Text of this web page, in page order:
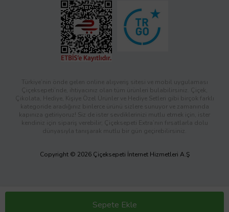
Sepete Ekle
Türkiye’nin önde gelen online alışveriş sitesi ve mobil uygulaması
Çiçeksepeti’nde, ihtiyacınız olan tüm ürünleri bulabilirsiniz. Çiçek,
Çikolata, Hediye, Kişiye Özel Ürünler ve Hediye Setleri gibi birçok farklı
kategoride aradığınız binlerce ürünü sizlere sunuyor ve zamanında
kapınıza getiriyoruz! Siz de ister sevdiklerinizi mutlu etmek için, ister
kendiniz için sipariş verebilir; Çiçeksepeti Extra’nın fırsatlarla dolu
dünyasıyla tanışarak mutlu bir gün geçirebilirsiniz.
Copyright © 2026 Çiçeksepeti İnternet Hizmetleri A.Ş